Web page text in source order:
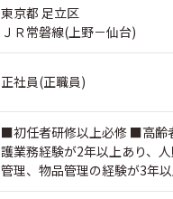
東京都 足立区
ＪＲ常磐線(上野－仙台)
正社員(正職員)
■初任者研修以上必修 ■高齢
護業務経験が2年以上あり、
管理、物品管理の経験が3年
護業界外でも可）